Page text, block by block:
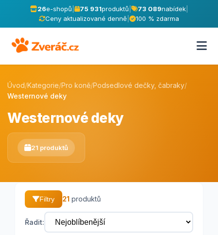
26e-shopů 75 931produktů 73 089nabídek|
Ceny aktualizované denně
100 % zdarma
Úvod/Kategorie/Pro koně/Podsedlové dečky, čabraky/
Westernové deky
Westernové deky
21 produktů
Filtry 21 produktů
Řadit: